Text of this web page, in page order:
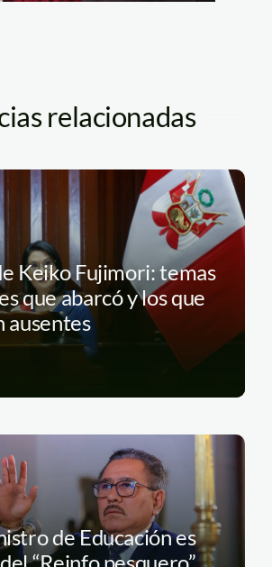
relacionadas
Keiko Fujimori: temas
que abarcó y los que
ausentes
de Educación es
“Reinfo pesquero”